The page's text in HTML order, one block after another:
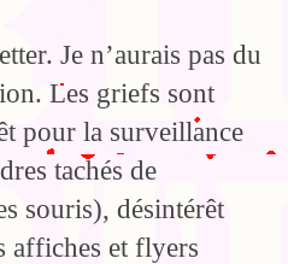
Je n’aurais pas du
Les griefs sont
pour la surveillance
tachés de
souris), désintérêt
affiches et flyers